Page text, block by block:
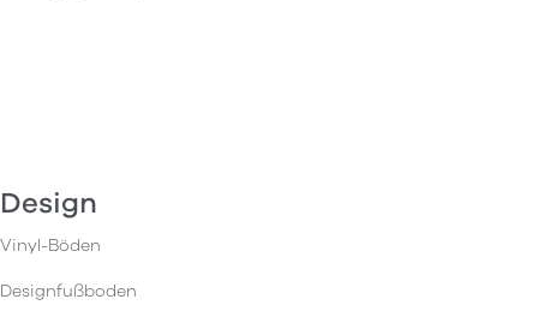
Design
Vinyl-Böden
Designfußboden